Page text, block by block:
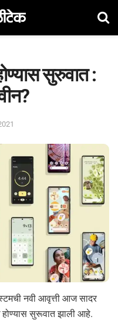
सुरुवात :
नवी आवृत्ती आज सादर
सुरूवात झाली आहे.